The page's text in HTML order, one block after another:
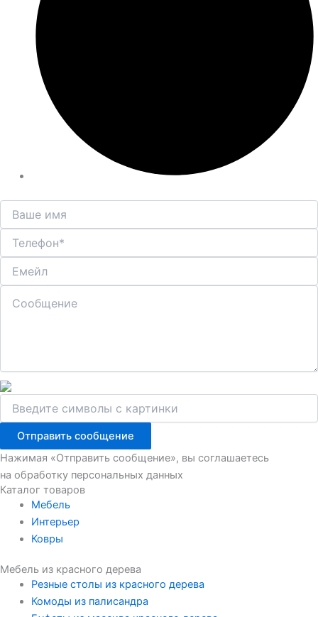
Отправить сообщение
Нажимая «Отправить сообщение», вы соглашаетесь
на обработку персональных данных
Каталог товаров
Мебель
Интерьер
Ковры
Мебель из красного дерева
Резные столы из красного дерева
Комоды из палисандра